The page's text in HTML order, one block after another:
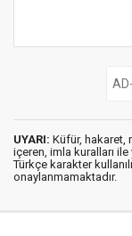
UYARI: Küfür, hakaret,
içeren, imla kuralları ile
Türkçe karakter
onaylanmamaktadır.